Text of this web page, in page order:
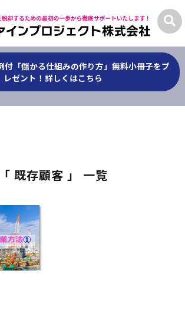
付「儲かる仕組みの作り方」無料小冊子をプ
レゼント！詳しくはこちら
「 既存顧客 」 一覧